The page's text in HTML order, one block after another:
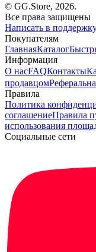
© GG.Store, 2026.
Все права защищены
Написать в
Покупателям
ГлавнаяКаталог
Информация
О насFAQКонтакты
продавцом
Правила
Политика
соглашениеПравила
использования
Социальные сети